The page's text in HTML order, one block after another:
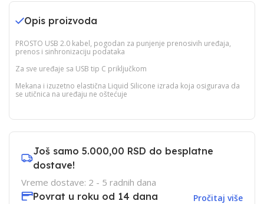
Opis proizvoda
PROSTO USB 2.0 kabel, pogodan za punjenje prenosivih uređaja,
prenos i sinhronizaciju podataka
Za sve uređaje sa USB tip C priključkom
Mekana i izuzetno elastična Liquid Silicone izrada koja osigurava da
se utičnica na uređaju ne oštećuje
Još samo 5.000,00 RSD do besplatne
dostave!
Vreme dostave: 2 - 5 radnih dana
Povrat u roku od 14 dana
Pročitaj više